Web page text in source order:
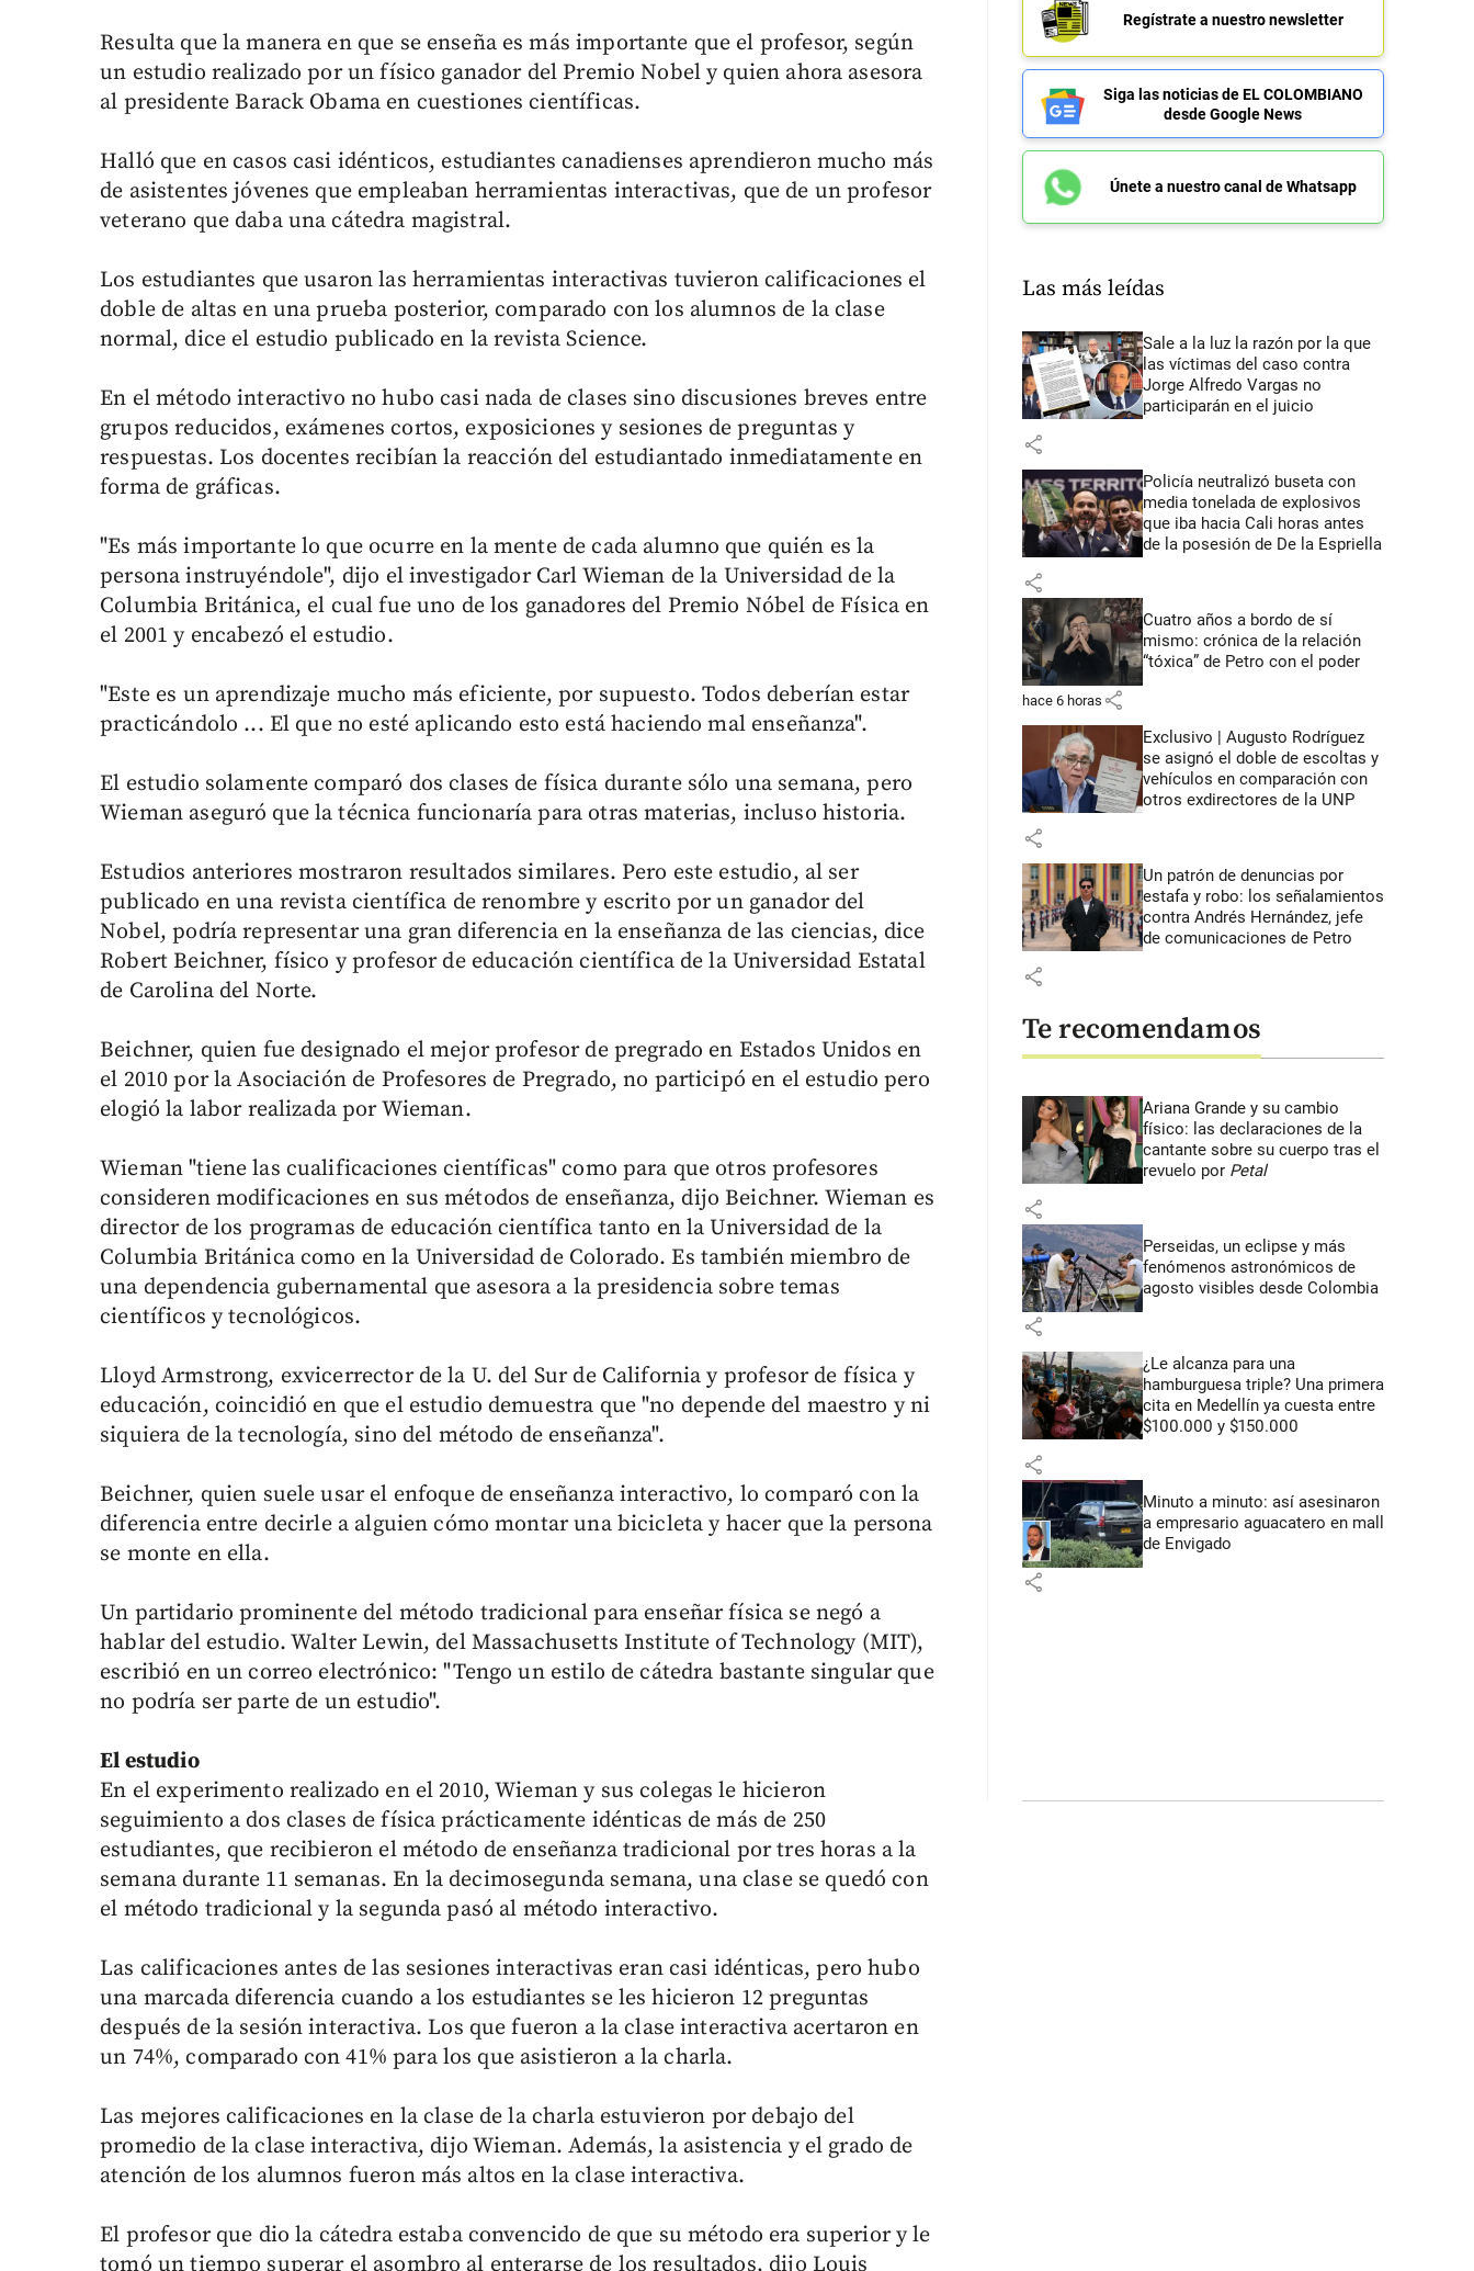
Resulta que la manera en que se enseña es más importante que el profesor, según
un estudio realizado por un físico ganador del Premio Nobel y quien ahora asesora
al presidente Barack Obama en cuestiones científicas.
Halló que en casos casi idénticos, estudiantes canadienses aprendieron mucho más
de asistentes jóvenes que empleaban herramientas interactivas, que de un profesor
veterano que daba una cátedra magistral.
Los estudiantes que usaron las herramientas interactivas tuvieron calificaciones el
doble de altas en una prueba posterior, comparado con los alumnos de la clase
normal, dice el estudio publicado en la revista Science.
En el método interactivo no hubo casi nada de clases sino discusiones breves entre
grupos reducidos, exámenes cortos, exposiciones y sesiones de preguntas y
respuestas. Los docentes recibían la reacción del estudiantado inmediatamente en
forma de gráficas.
"Es más importante lo que ocurre en la mente de cada alumno que quién es la
persona instruyéndole", dijo el investigador Carl Wieman de la Universidad de la
Columbia Británica, el cual fue uno de los ganadores del Premio Nóbel de Física en
el 2001 y encabezó el estudio.
"Este es un aprendizaje mucho más eficiente, por supuesto. Todos deberían estar
practicándolo ... El que no esté aplicando esto está haciendo mal enseñanza".
El estudio solamente comparó dos clases de física durante sólo una semana, pero
Wieman aseguró que la técnica funcionaría para otras materias, incluso historia.
Estudios anteriores mostraron resultados similares. Pero este estudio, al ser
publicado en una revista científica de renombre y escrito por un ganador del
Nobel, podría representar una gran diferencia en la enseñanza de las ciencias, dice
Robert Beichner, físico y profesor de educación científica de la Universidad Estatal
de Carolina del Norte.
Beichner, quien fue designado el mejor profesor de pregrado en Estados Unidos en
el 2010 por la Asociación de Profesores de Pregrado, no participó en el estudio pero
elogió la labor realizada por Wieman.
Wieman "tiene las cualificaciones científicas" como para que otros profesores
consideren modificaciones en sus métodos de enseñanza, dijo Beichner. Wieman es
director de los programas de educación científica tanto en la Universidad de la
Columbia Británica como en la Universidad de Colorado. Es también miembro de
una dependencia gubernamental que asesora a la presidencia sobre temas
científicos y tecnológicos.
Lloyd Armstrong, exvicerrector de la U. del Sur de California y profesor de física y
educación, coincidió en que el estudio demuestra que "no depende del maestro y ni
siquiera de la tecnología, sino del método de enseñanza".
Beichner, quien suele usar el enfoque de enseñanza interactivo, lo comparó con la
diferencia entre decirle a alguien cómo montar una bicicleta y hacer que la persona
se monte en ella.
Un partidario prominente del método tradicional para enseñar física se negó a
hablar del estudio. Walter Lewin, del Massachusetts Institute of Technology (MIT),
escribió en un correo electrónico: "Tengo un estilo de cátedra bastante singular que
no podría ser parte de un estudio".
El estudio
En el experimento realizado en el 2010, Wieman y sus colegas le hicieron
seguimiento a dos clases de física prácticamente idénticas de más de 250
estudiantes, que recibieron el método de enseñanza tradicional por tres horas a la
semana durante 11 semanas. En la decimosegunda semana, una clase se quedó con
el método tradicional y la segunda pasó al método interactivo.
Las calificaciones antes de las sesiones interactivas eran casi idénticas, pero hubo
una marcada diferencia cuando a los estudiantes se les hicieron 12 preguntas
después de la sesión interactiva. Los que fueron a la clase interactiva acertaron en
un 74%, comparado con 41% para los que asistieron a la charla.
Las mejores calificaciones en la clase de la charla estuvieron por debajo del
promedio de la clase interactiva, dijo Wieman. Además, la asistencia y el grado de
atención de los alumnos fueron más altos en la clase interactiva.
El profesor que dio la cátedra estaba convencido de que su método era superior y le
tomó un tiempo superar el asombro al enterarse de los resultados, dijo Louis
Regístrate a nuestro newsletter
Siga las noticias de EL COLOMBIANO
desde Google News
Únete a nuestro canal de Whatsapp
Las más leídas
Sale a la luz la razón por la que
las víctimas del caso contra
Jorge Alfredo Vargas no
participarán en el juicio
share
Policía neutralizó buseta con
media tonelada de explosivos
que iba hacia Cali horas antes
de la posesión de De la Espriella
share
Cuatro años a bordo de sí
mismo: crónica de la relación
“tóxica” de Petro con el poder
hace 6 horas share
Exclusivo | Augusto Rodríguez
se asignó el doble de escoltas y
vehículos en comparación con
otros exdirectores de la UNP
share
Un patrón de denuncias por
estafa y robo: los señalamientos
contra Andrés Hernández, jefe
de comunicaciones de Petro
share
Te recomendamos
Ariana Grande y su cambio
físico: las declaraciones de la
cantante sobre su cuerpo tras el
revuelo por Petal
share
Perseidas, un eclipse y más
fenómenos astronómicos de
agosto visibles desde Colombia
share
¿Le alcanza para una
hamburguesa triple? Una primera
cita en Medellín ya cuesta entre
$100.000 y $150.000
share
Minuto a minuto: así asesinaron
a empresario aguacatero en mall
de Envigado
share